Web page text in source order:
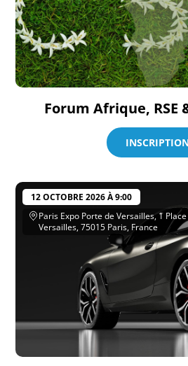
Forum Afrique, RSE
12 OCTOBRE 2026 À 9:00
Paris Expo Porte de Versailles, 1
Versailles, 75015 Paris, France